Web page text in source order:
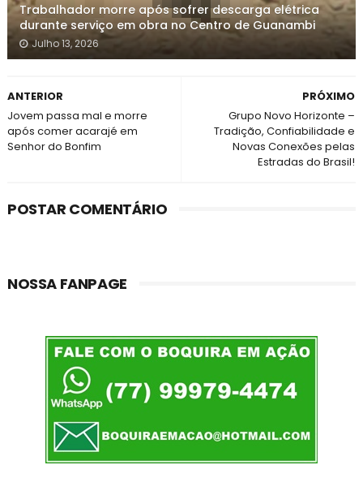
Trabalhador morre após sofrer descarga elétrica
durante serviço em obra no Centro de Guanambi
Julho 13, 2026
PRÓXIMO
Grupo Novo Horizonte –
Tradição, Confiabilidade e
Novas Conexões pelas
Estradas do Brasil!
ANTERIOR
Jovem passa mal e morre
após comer acarajé em
Senhor do Bonfim
POSTAR COMENTÁRIO
NOSSA FANPAGE